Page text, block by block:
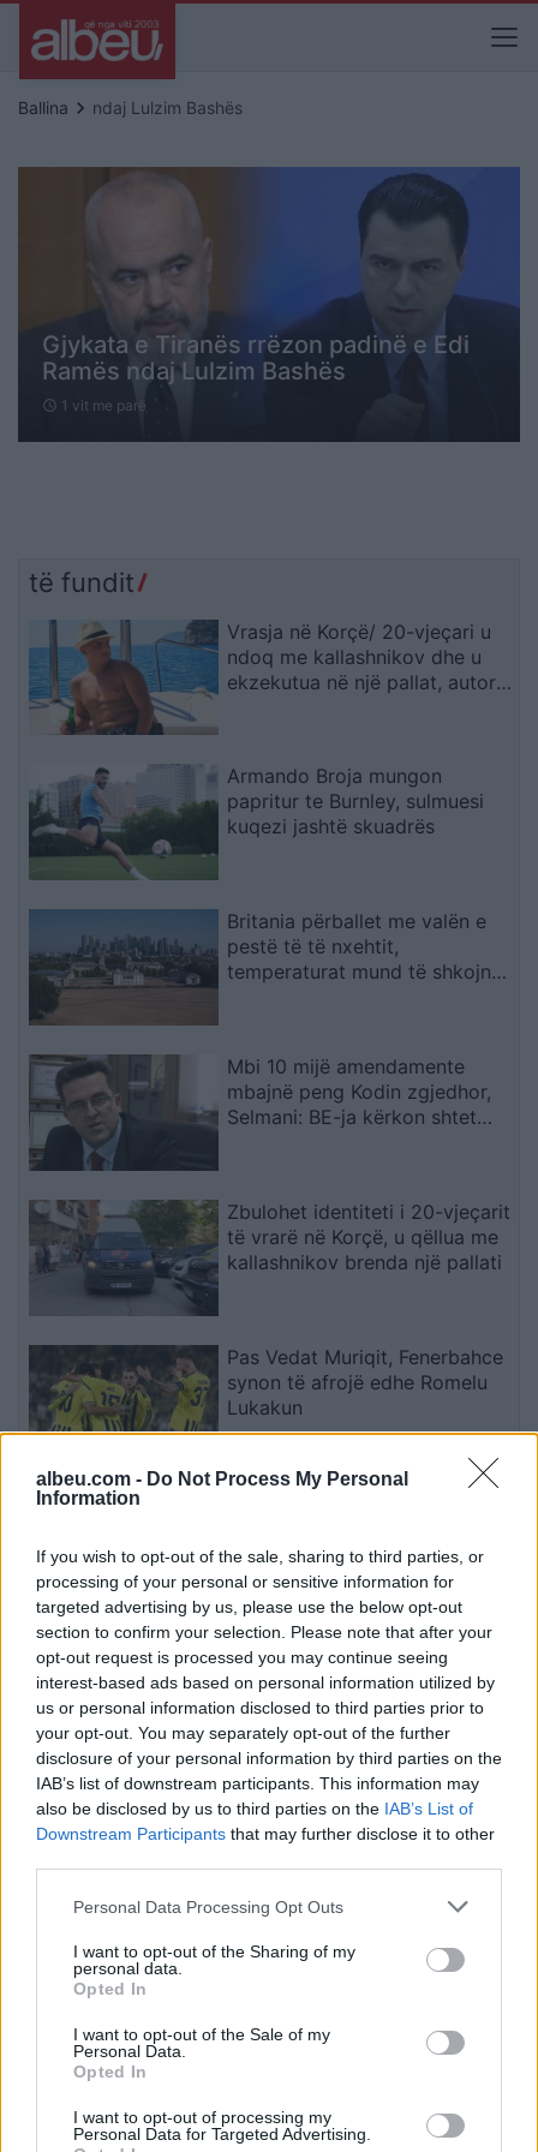
albeu.com - Do Not Process My Personal
Information
If you wish to opt-out of the sale, sharing to third parties, or
processing of your personal or sensitive information for
targeted advertising by us, please use the below opt-out
section to confirm your selection. Please note that after your
opt-out request is processed you may continue seeing
interest-based ads based on personal information utilized by
us or personal information disclosed to third parties prior to
your opt-out. You may separately opt-out of the further
disclosure of your personal information by third parties on the
IAB’s list of downstream participants. This information may
also be disclosed by us to third parties on the IAB’s List of
Downstream Participants that may further disclose it to other
Personal Data Processing Opt Outs
I want to opt-out of the Sharing of my
personal data.
Opted In
I want to opt-out of the Sale of my
Personal Data.
Opted In
I want to opt-out of processing my
Personal Data for Targeted Advertising.
Ballina keyboard_arrow_right ndaj Lulzim Bashës
Gjykata e Tiranës rrëzon padinë e Edi
Ramës ndaj Lulzim Bashës
schedule 1 vit me parë
të fundit
Vrasja në Korçë/ 20-vjeçari u
ndoq me kallashnikov dhe u
ekzekutua në një pallat, autori i
Armando Broja mungon
papritur te Burnley, sulmuesi
kuqezi jashtë skuadrës
Britania përballet me valën e
pestë të të nxehtit,
temperaturat mund të shkojnë
Mbi 10 mijë amendamente
mbajnë peng Kodin zgjedhor,
Selmani: BE-ja kërkon shtet
Zbulohet identiteti i 20-vjeçarit
të vrarë në Korçë, u qëllua me
kallashnikov brenda një pallati
Pas Vedat Muriqit, Fenerbahce
synon të afrojë edhe Romelu
Lukakun
Kryeparlamentarin, por të
largohet për Presidentin
Esim for Global
Esim for USA| Esim for Italy| Esim for Spain|Esim
for Turkey|Esim for Germany|Esim for Greece|